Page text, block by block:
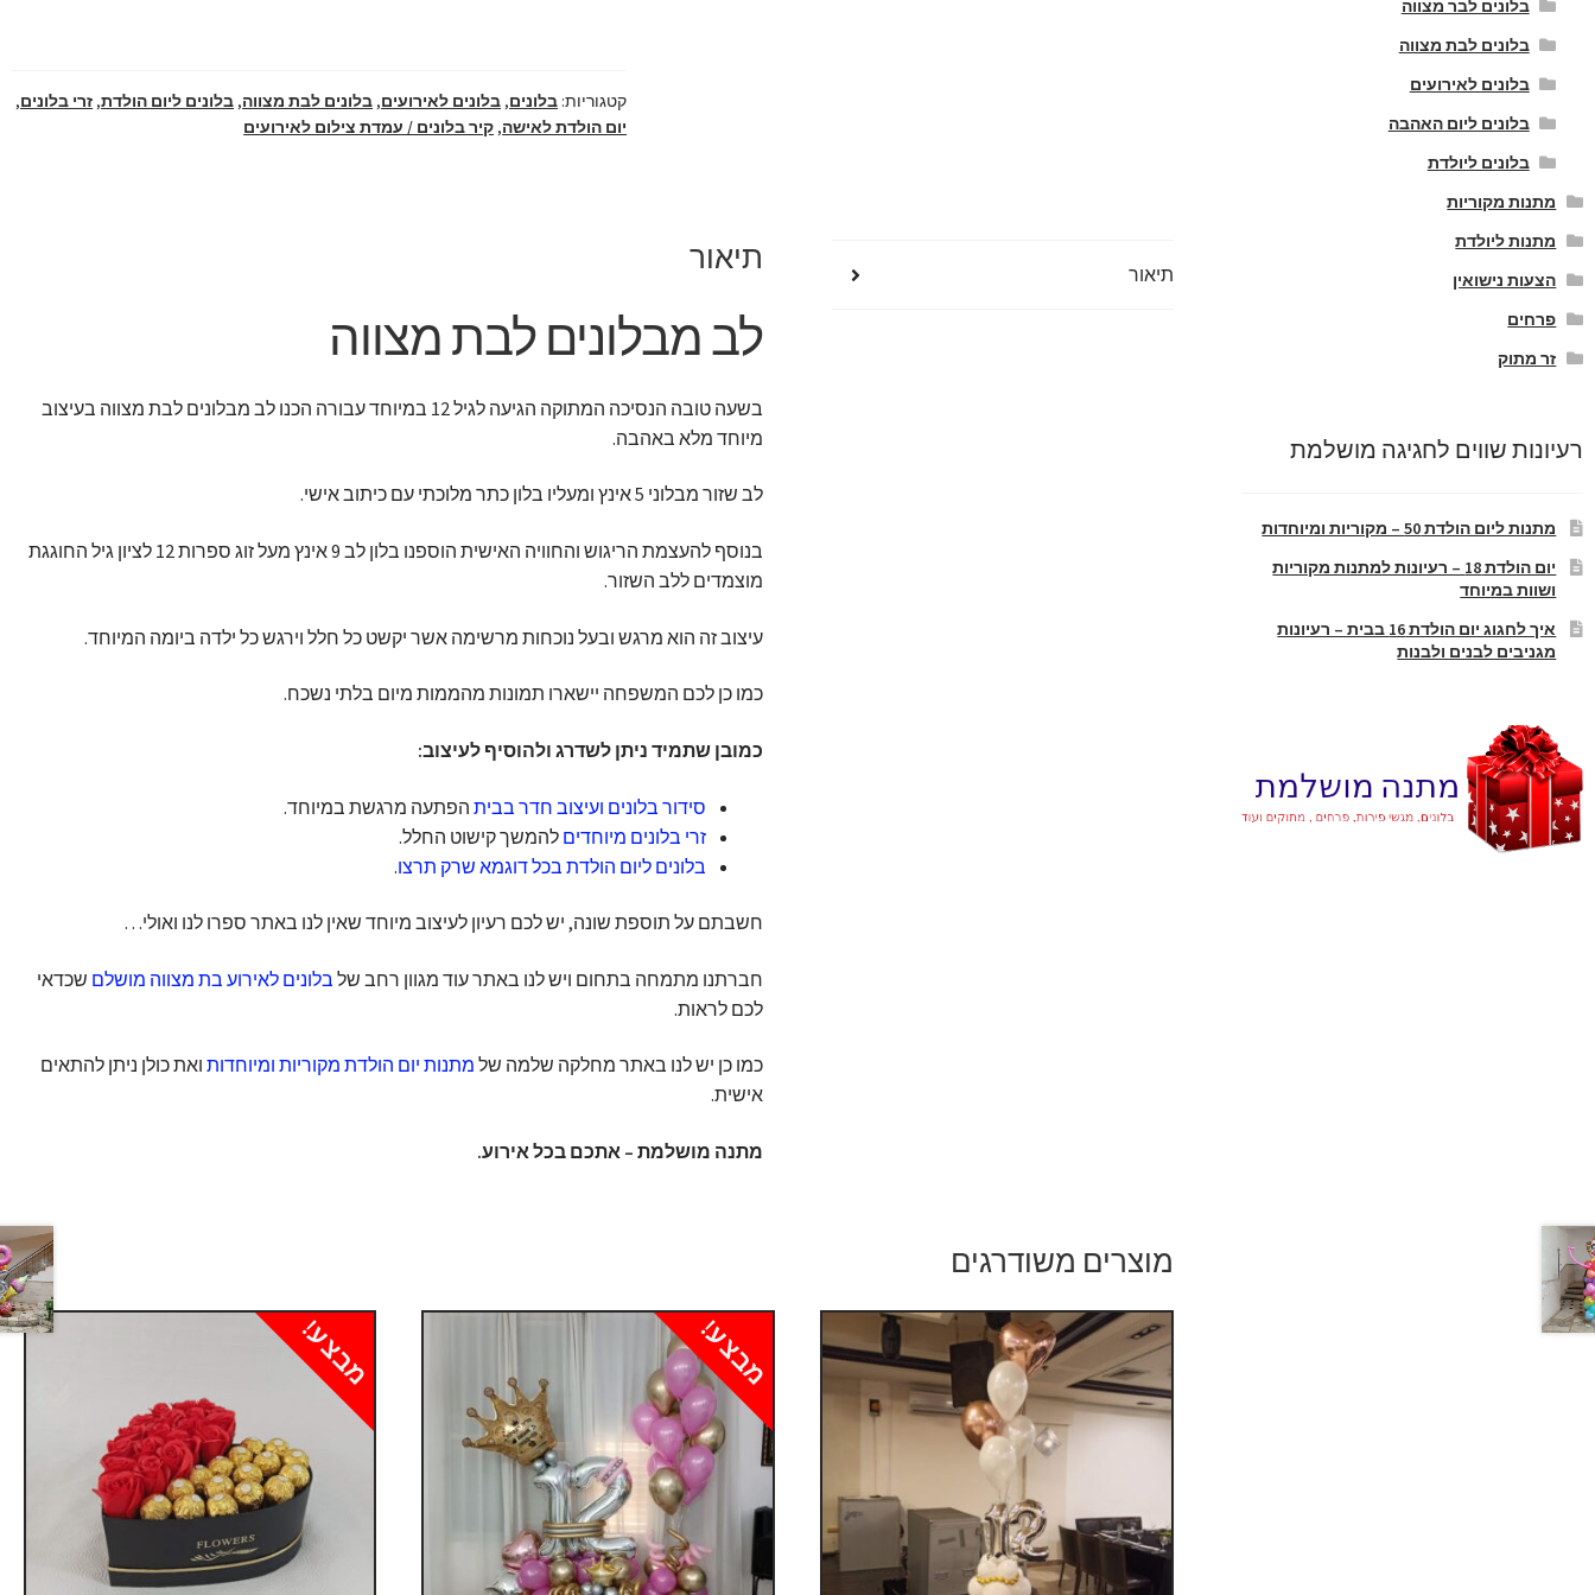
קטגוריות: בלונים, בלונים לאירועים, בלונים לבת מצווה, בלונים ליום הולדת, זרי בלונים,
יום הולדת לאישה, קיר בלונים / עמדת צילום לאירועים
תיאור תיאור
לב מבלונים לבת מצווה
בשעה טובה הנסיכה המתוקה הגיעה לגיל 12 במיוחד עבורה הכנו לב מבלונים לבת מצווה בעיצוב
מיוחד מלא באהבה.
לב שזור מבלוני 5 אינץ ומעליו בלון כתר מלוכתי עם כיתוב אישי.
בנוסף להעצמת הריגוש והחוויה האישית הוספנו בלון לב 9 אינץ מעל זוג ספרות 12 לציון גיל החוגגת
מוצמדים ללב השזור.
עיצוב זה הוא מרגש ובעל נוכחות מרשימה אשר יקשט כל חלל וירגש כל ילדה ביומה המיוחד.
כמו כן לכם המשפחה יישארו תמונות מהממות מיום בלתי נשכח.
כמובן שתמיד ניתן לשדרג ולהוסיף לעיצוב:
סידור בלונים ועיצוב חדר בביתהפתעה מרגשת במיוחד.
זרי בלונים מיוחדים להמשך קישוט החלל.
בלונים ליום הולדת בכל דוגמא שרק תרצו.
חשבתם על תוספת שונה, יש לכם רעיון לעיצוב מיוחד שאין לנו באתר ספרו לנו ואולי…
חברתנו מתמחה בתחום ויש לנו באתר עוד מגוון רחב של בלונים לאירוע בת מצווה מושלם שכדאי
לכם לראות.
כמו כן יש לנו באתר מחלקה שלמה של מתנות יום הולדת מקוריות ומיוחדותואת כולן ניתן להתאים
אישית.
מתנה מושלמת – אתכם בכל אירוע.
מוצרים משודרגים
מבצע! מבצע!
בלונים לבר מצווה
בלונים לבת מצווה
בלונים לאירועים
בלונים ליום האהבה
בלונים ליולדת
מתנות מקוריות
מתנות ליולדת
הצעות נישואין
פרחים
זר מתוק
רעיונות שווים לחגיגה מושלמת
מתנות ליום הולדת 50 – מקוריות ומיוחדות
יום הולדת 18 – רעיונות למתנות מקוריות
ושוות במיוחד
איך לחגוג יום הולדת 16 בבית – רעיונות
מגניבים לבנים ולבנות